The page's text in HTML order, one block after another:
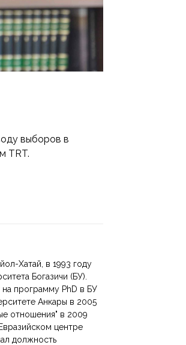
выборов в
TRT.
Хатай, в 1993 году
Богазичи (БУ).
программу PhD в БУ
Анкары в 2005
отношения" в 2009
центре
должность